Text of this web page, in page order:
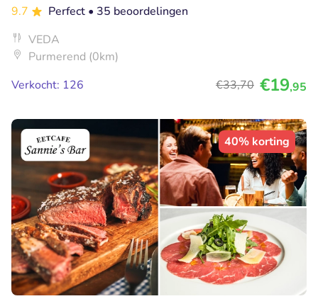
9.7
Perfect • 35 beoordelingen
VEDA
Purmerend (0km)
Verkocht: 126
€33,70 €19,95
40% korting